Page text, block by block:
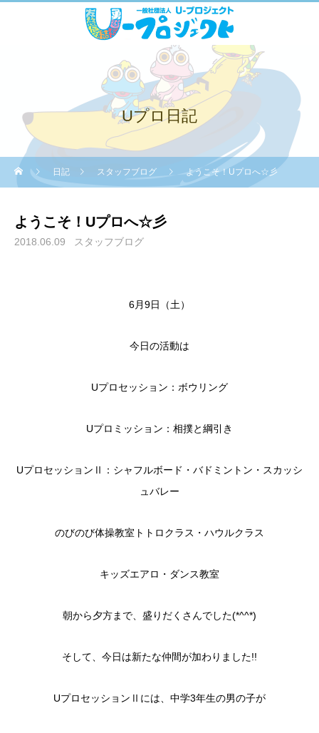
Uプロ日記
日記 スタッフブログ ようこそ！Uプロへ☆彡
ようこそ！Uプロへ☆彡
2018.06.09 スタッフブログ
6月9日（土）
今日の活動は
Uプロセッション：ボウリング
Uプロミッション：相撲と綱引き
UプロセッションⅡ：シャフルボード・バドミントン・スカッシ
ュバレー
のびのび体操教室トトロクラス・ハウルクラス
キッズエアロ・ダンス教室
朝から夕方まで、盛りだくさんでした(*^^*)
そして、今日は新たな仲間が加わりました!!
UプロセッションⅡには、中学3年生の男の子が